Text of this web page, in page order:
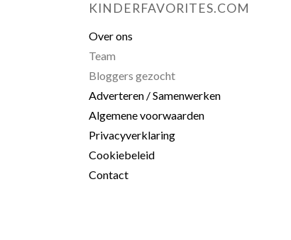
KINDERFAVORITES.COM
Over ons
Team
Bloggers gezocht
Adverteren / Samenwerken
Algemene voorwaarden
Privacyverklaring
Cookiebeleid
Contact